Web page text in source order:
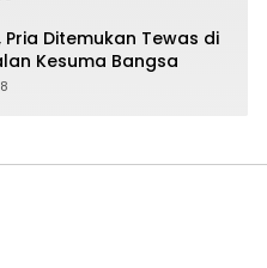
Ditemukan Tewas di
Kesuma Bangsa